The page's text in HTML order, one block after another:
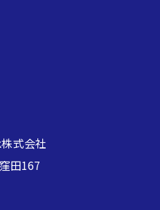
式会社
市窪田167